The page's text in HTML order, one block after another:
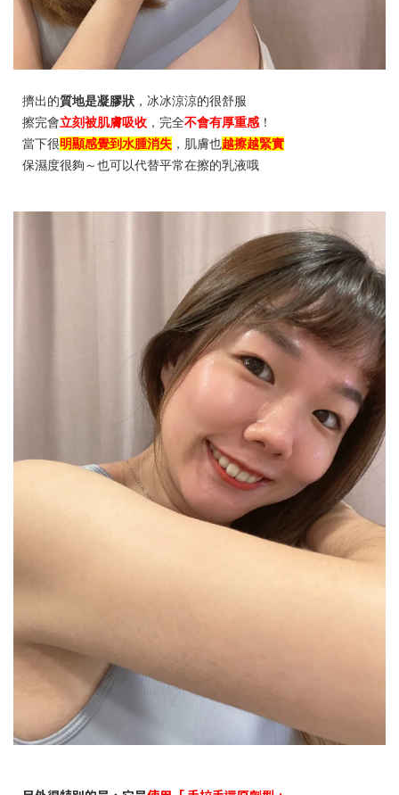
擠出的質地是凝膠狀 ，冰冰涼涼的很舒服
擦完會立刻被肌膚吸收 ，完全不會有厚重感 ！
當下很明顯感覺到水腫消失 ，肌膚也越擦越緊實
保濕度很夠～也可以代替平常在擦的乳液哦